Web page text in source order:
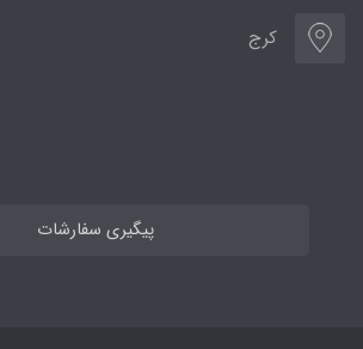
کرج
پیگیری سفارشات